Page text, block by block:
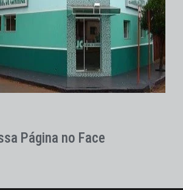
Página no Face